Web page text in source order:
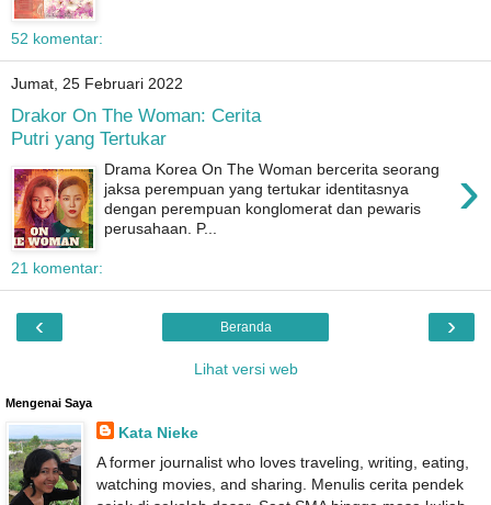
52 komentar:
Jumat, 25 Februari 2022
Drakor On The Woman: Cerita
Putri yang Tertukar
›
Drama Korea On The Woman bercerita seorang
jaksa perempuan yang tertukar identitasnya
dengan perempuan konglomerat dan pewaris
perusahaan. P...
21 komentar:
‹ ›
Beranda
Lihat versi web
Mengenai Saya
Kata Nieke
A former journalist who loves traveling, writing, eating,
watching movies, and sharing. Menulis cerita pendek